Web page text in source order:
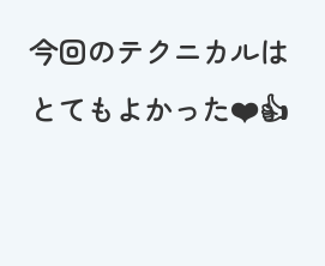
今回のテクニカルは
とてもよかった❤️👍